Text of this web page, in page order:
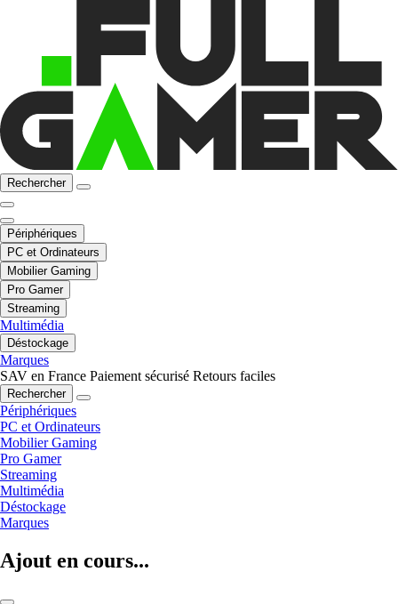
Rechercher
Périphériques
PC et Ordinateurs
Mobilier Gaming
Pro Gamer
Streaming
Multimédia
Déstockage
Marques
SAV en France Paiement sécurisé Retours faciles
Rechercher
Périphériques
PC et Ordinateurs
Mobilier Gaming
Pro Gamer
Streaming
Multimédia
Déstockage
Marques
Ajout en cours...